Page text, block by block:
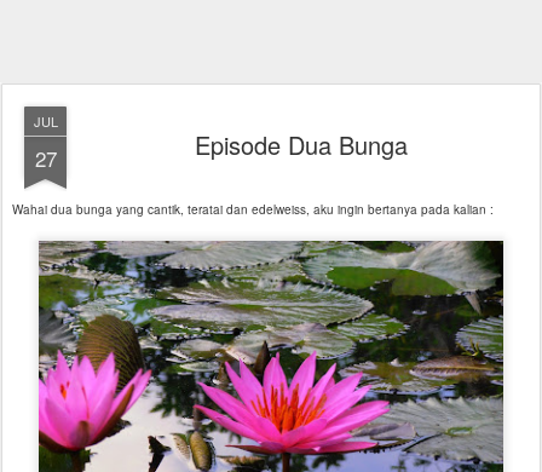
JUL
27 Episode Dua Bunga
Wahai dua bunga yang cantik, teratai dan edelweiss, aku ingin bertanya pada kalian :